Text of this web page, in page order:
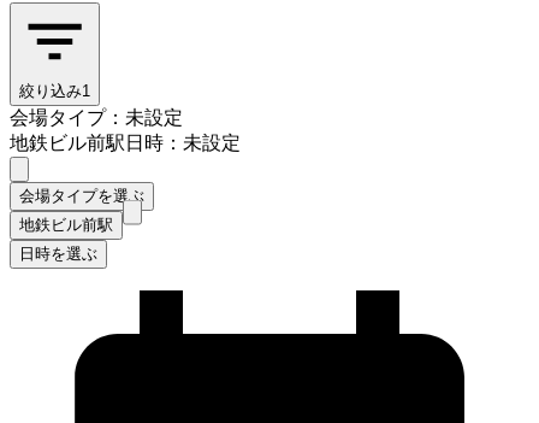
絞り込み1
会場タイプ：未設定
地鉄ビル前駅日時：未設定
会場タイプを選ぶ
地鉄ビル前駅
日時を選ぶ